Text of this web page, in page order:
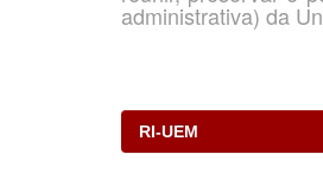
administrativa) da
RI-UEM